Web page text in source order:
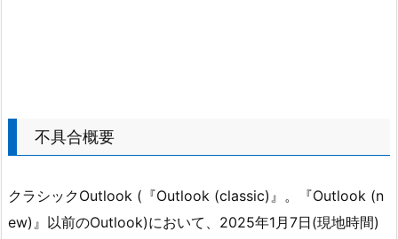
不具合概要
クラシックOutlook (『Outlook (classic)』。『Outlook (n
ew)』以前のOutlook)において、2025年1月7日(現地時間)